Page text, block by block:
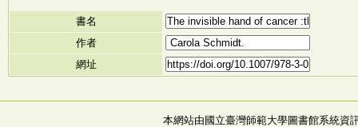
書名
作者
網址
本網站由國立臺灣師範大學圖書館系統資